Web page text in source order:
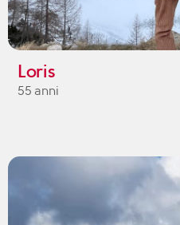
Loris
55 anni